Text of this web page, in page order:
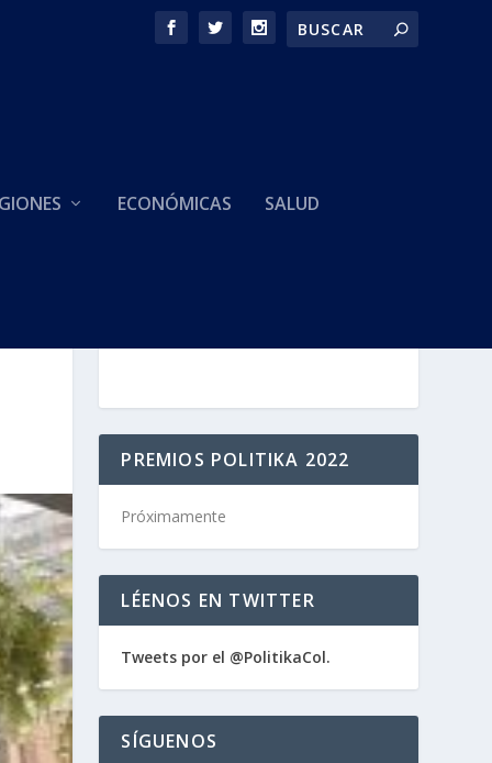
ECONÓMICAS SALUD
PREMIOS POLITIKA 2022
Próximamente
LÉENOS EN TWITTER
Tweets por el @PolitikaCol.
SÍGUENOS